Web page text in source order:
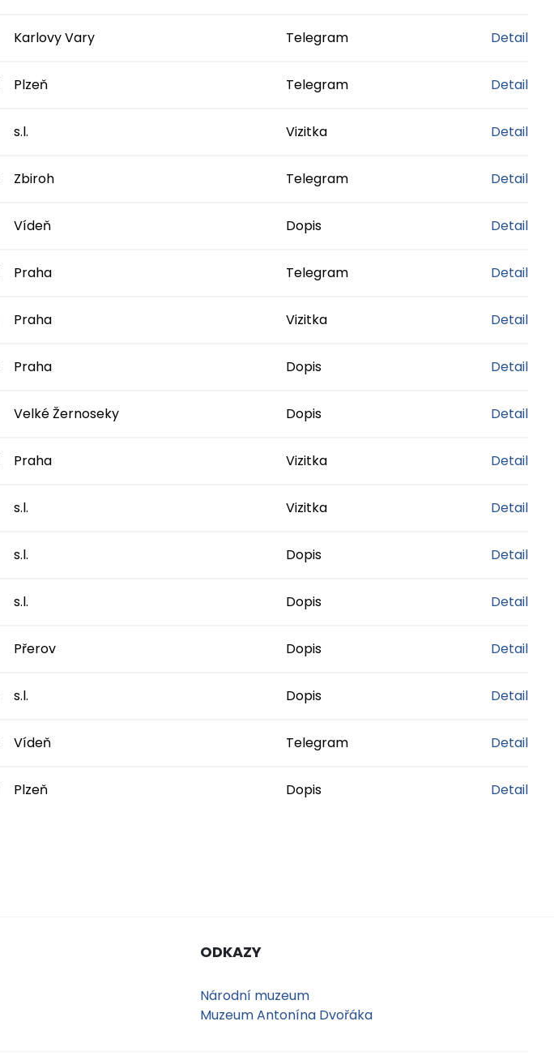
Karlovy Vary Telegram Detail
Plzeň Telegram Detail
s.l. Vizitka Detail
Zbiroh Telegram Detail
Vídeň Dopis Detail
Praha Telegram Detail
Praha Vizitka Detail
Praha Dopis Detail
Velké Žernoseky Dopis Detail
Praha Vizitka Detail
s.l. Vizitka Detail
s.l. Dopis Detail
s.l. Dopis Detail
Přerov Dopis Detail
s.l. Dopis Detail
Vídeň Telegram Detail
Plzeň Dopis Detail
ODKAZY
Národní muzeum
Muzeum Antonína Dvořáka